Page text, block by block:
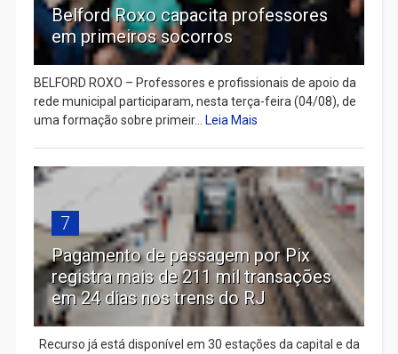
Belford Roxo capacita professores
em primeiros socorros
BELFORD ROXO – Professores e profissionais de apoio da
rede municipal participaram, nesta terça-feira (04/08), de
uma formação sobre primeir... Leia Mais
7
Pagamento de passagem por Pix
registra mais de 211 mil transações
em 24 dias nos trens do RJ
Recurso já está disponível em 30 estações da capital e da